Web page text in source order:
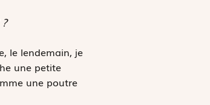
le lendemain, je
une petite
une poutre